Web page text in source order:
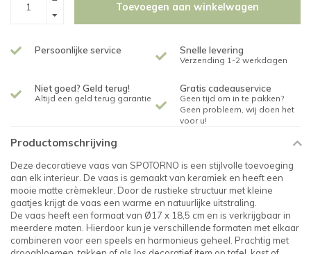
Toevoegen aan winkelwagen
Persoonlijke service Snelle levering
Verzending 1-2 werkdagen
Niet goed? Geld terug!
Altijd een geld terug garantie
Gratis cadeauservice
Geen tijd om in te pakken?
Geen probleem, wij doen het
voor u!
Productomschrijving
Deze decoratieve vaas van SPOTORNO is een stijlvolle toevoeging
aan elk interieur. De vaas is gemaakt van keramiek en heeft een
mooie matte crèmekleur. Door de rustieke structuur met kleine
gaatjes krijgt de vaas een warme en natuurlijke uitstraling.
De vaas heeft een formaat van Ø17 x 18,5 cm en is verkrijgbaar in
meerdere maten. Hierdoor kun je verschillende formaten met elkaar
combineren voor een speels en harmonieus geheel. Prachtig met